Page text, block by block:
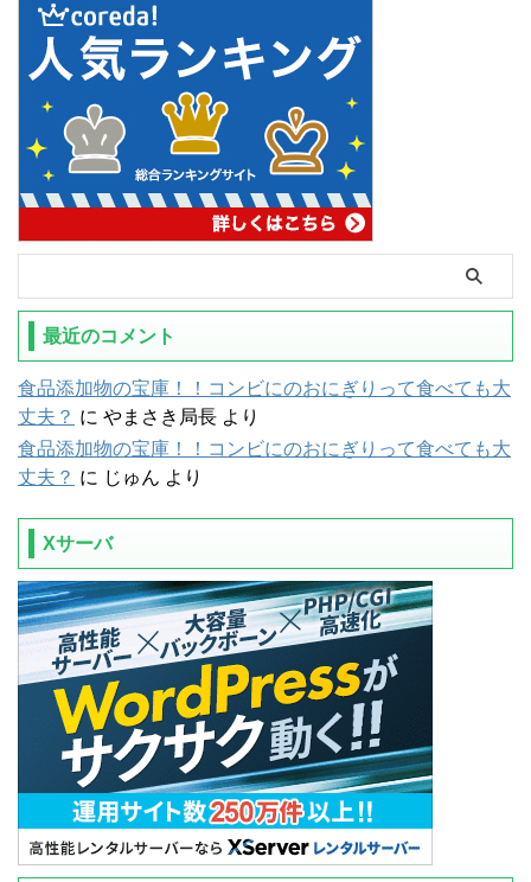
最近のコメント
食品添加物の宝庫！！コンビにのおにぎりって食べても大
丈夫？ に やまさき局長 より
食品添加物の宝庫！！コンビにのおにぎりって食べても大
丈夫？ に じゅん より
Xサーバ